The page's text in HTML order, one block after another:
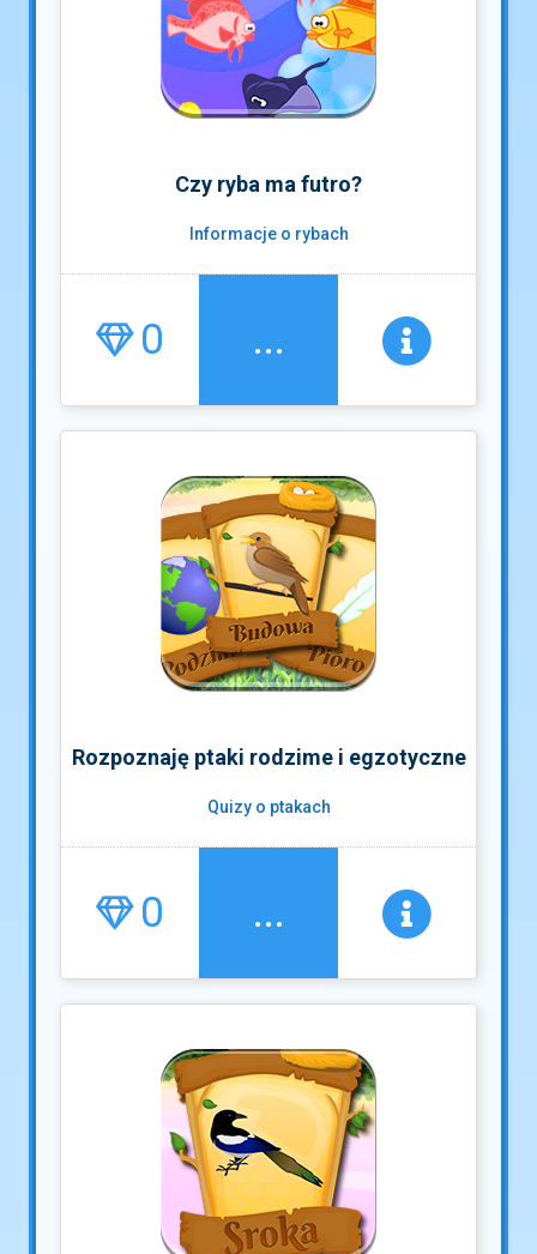
Czy ryba ma futro?
Informacje o rybach
0 ...
Rozpoznaję ptaki rodzime i egzotyczne
Quizy o ptakach
0 ...